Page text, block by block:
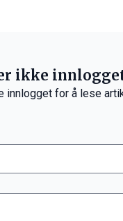
ikke
innlogget for å lese